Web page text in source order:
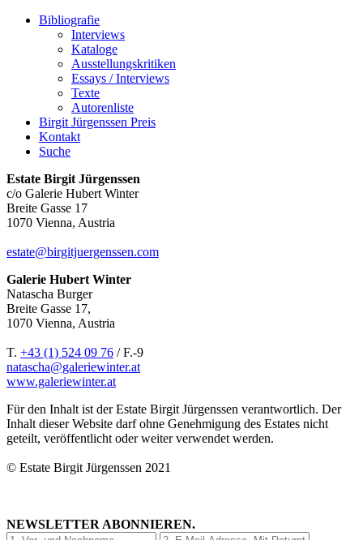
Bibliografie
Interviews
Kataloge
Ausstellungskritiken
Essays / Interviews
Texte
Autorenliste
Birgit Jürgenssen Preis
Kontakt
Suche
Estate Birgit Jürgenssen
c/o Galerie Hubert Winter
Breite Gasse 17
1070 Vienna, Austria
estate@birgitjuergenssen.com
Galerie Hubert Winter
Natascha Burger
Breite Gasse 17,
1070 Vienna, Austria
T. +43 (1) 524 09 76 / F.-9
natascha@galeriewinter.at
www.galeriewinter.at
Für den Inhalt ist der Estate Birgit Jürgenssen verantwortlich. Der
Inhalt dieser Website darf ohne Genehmigung des Estates nicht
geteilt, veröffentlicht oder weiter verwendet werden.
© Estate Birgit Jürgenssen 2021
NEWSLETTER ABONNIEREN.